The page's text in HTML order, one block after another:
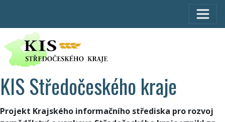
KIS Středočeského kraje
Projekt Krajského informačního střediska pro rozvoj